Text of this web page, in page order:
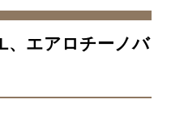
、エアロチーノバ